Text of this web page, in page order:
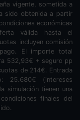
vigente, sometida a
sido obtenida a partir
económicas
válida hasta el
incluyen comisión
El importe total
532,93€ + seguro pp
de 214€. Entrada
25.680€ (intereses
simulación tienen una
finales del